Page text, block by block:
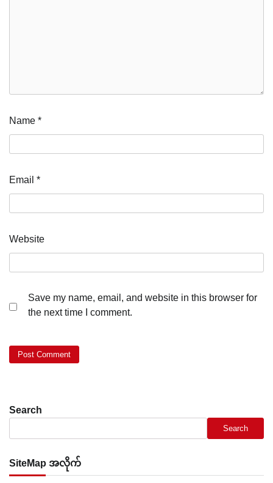
Name *
Email *
Website
Save my name, email, and website in this browser for
the next time I comment.
Search
Search
SiteMap အလိုက်